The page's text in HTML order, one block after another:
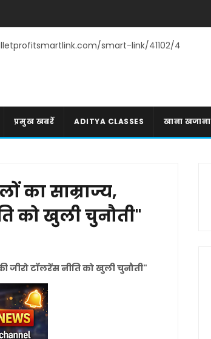
smart-link/41102/4
प्रमुख खबरें ADITYA CLASSES खाना खजाना
का साम्राज्य,
को खुली चुनौती"
जीरो टॉलरेंस नीति को खुली चुनौती"